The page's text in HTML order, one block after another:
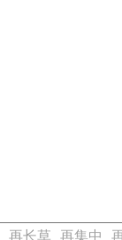
再长草 再集中